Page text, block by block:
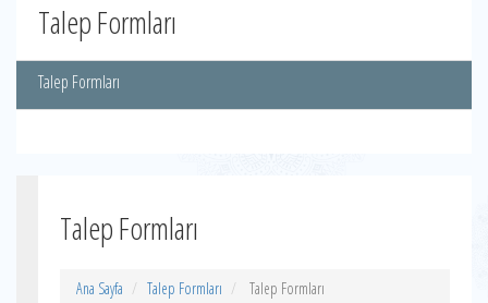
Talep Formları
Talep Formları
Talep Formları
Ana Sayfa Talep Formları Talep Formları